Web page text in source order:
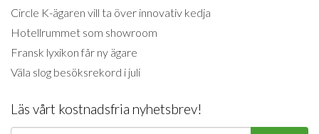
Circle K-ägaren vill ta över innovativ kedja
Hotellrummet som showroom
Fransk lyxikon får ny ägare
Väla slog besöksrekord i juli
Läs vårt kostnadsfria nyhetsbrev!